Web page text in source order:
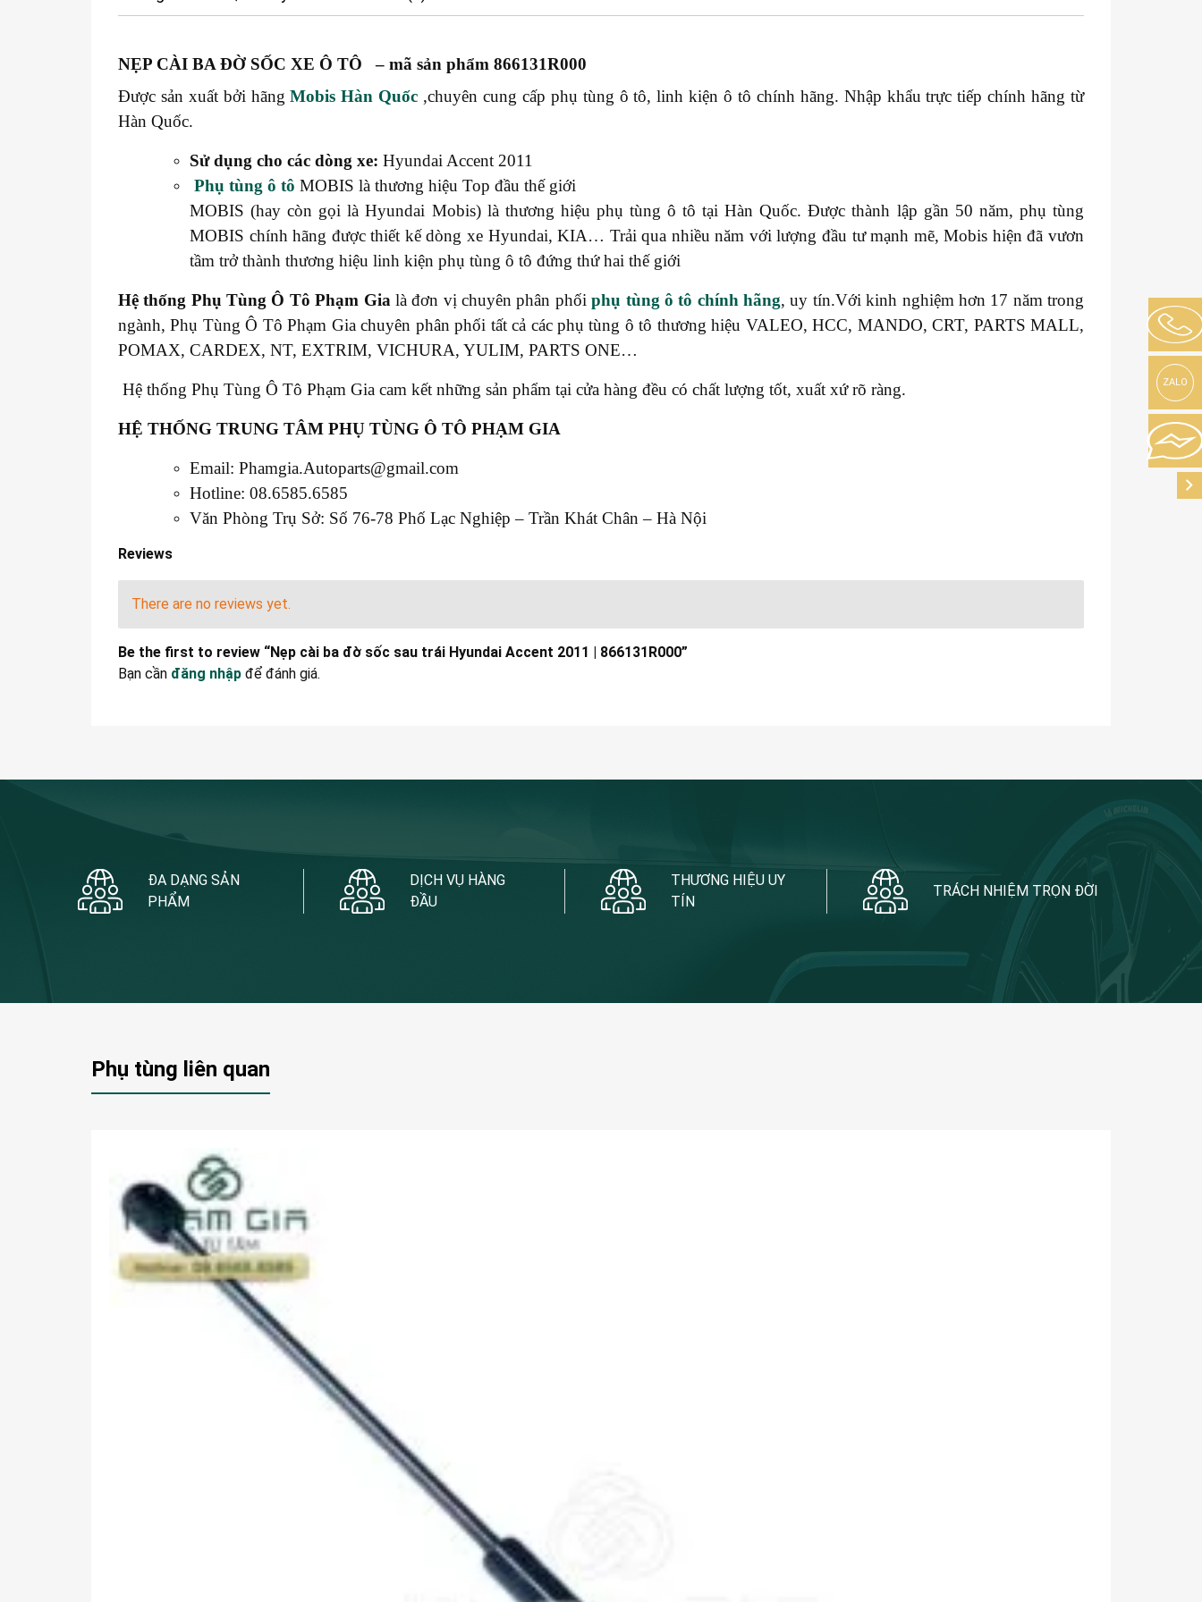
NẸP CÀI BA ĐỜ SỐC XE Ô TÔ – mã sản phẩm 866131R000
Được sản xuất bởi hãngMobis Hàn Quốc ,chuyên cung cấp phụ tùng ô tô, linh kiện ô tô chính hãng. Nhập khẩu trực tiếp chính hãng từ
Hàn Quốc.
Sử dụng cho các dòng xe: Hyundai Accent 2011
Phụ tùng ô tô MOBIS là thương hiệu Top đầu thế giới
MOBIS (hay còn gọi là Hyundai Mobis) là thương hiệu phụ tùng ô tô tại Hàn Quốc. Được thành lập gần 50 năm, phụ tùng
MOBIS chính hãng được thiết kế dòng xe Hyundai, KIA… Trải qua nhiều năm với lượng đầu tư mạnh mẽ, Mobis hiện đã vươn
tầm trở thành thương hiệu linh kiện phụ tùng ô tô đứng thứ hai thế giới
Hệ thống Phụ Tùng Ô Tô Phạm Gia là đơn vị chuyên phân phốiphụ tùng ô tô chính hãng, uy tín.Với kinh nghiệm hơn 17 năm trong
ngành, Phụ Tùng Ô Tô Phạm Gia chuyên phân phối tất cả các phụ tùng ô tô thương hiệu VALEO, HCC, MANDO, CRT, PARTS MALL,
POMAX, CARDEX, NT, EXTRIM, VICHURA, YULIM, PARTS ONE…
Hệ thống Phụ Tùng Ô Tô Phạm Gia cam kết những sản phẩm tại cửa hàng đều có chất lượng tốt, xuất xứ rõ ràng.
HỆ THỐNG TRUNG TÂM PHỤ TÙNG Ô TÔ PHẠM GIA
Email: Phamgia.Autoparts@gmail.com
Hotline: 08.6585.6585
Văn Phòng Trụ Sở: Số 76-78 Phố Lạc Nghiệp – Trần Khát Chân – Hà Nội
Reviews
There are no reviews yet.
Be the first to review “Nẹp cài ba đờ sốc sau trái Hyundai Accent 2011 | 866131R000”
Bạn cần đăng nhập để đánh giá.
ĐA DẠNG SẢN
PHẨM
DỊCH VỤ HÀNG
ĐẦU
THƯƠNG HIỆU UY
TÍN
TRÁCH NHIỆM TRỌN ĐỜI
Phụ tùng liên quan
ZALO